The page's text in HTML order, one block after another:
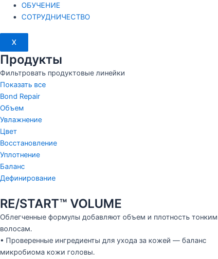
ОБУЧЕНИЕ
СОТРУДНИЧЕСТВО
X
Продукты
Фильтровать продуктовые линейки
Показать все
Bond Repair
Объем
Увлажнение
Цвет
Восстановление
Уплотнение
Баланс
Дефинирование
RE/START™ VOLUME
Облегченные формулы добавляют объем и плотность тонким
волосам.
• Проверенные ингредиенты для ухода за кожей — баланс
микробиома кожи головы.